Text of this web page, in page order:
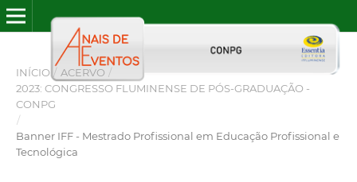
INÍCIO / ACERVO /
2023: CONGRESSO FLUMINENSE DE PÓS-GRADUAÇÃO -
CONPG
/
Banner IFF - Mestrado Profissional em Educação Profissional e
Tecnológica